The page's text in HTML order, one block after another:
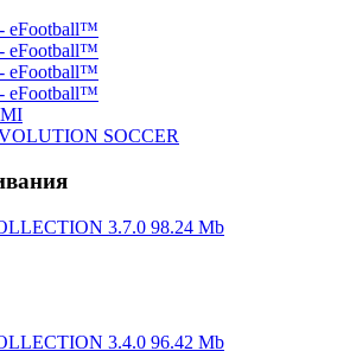
eFootball™
eFootball™
eFootball™
eFootball™
SOCCER
3.7.0 98.24 Mb
3.4.0 96.42 Mb